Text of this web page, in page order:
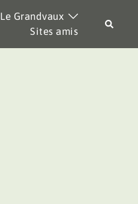
Le Grandvaux
Sites amis